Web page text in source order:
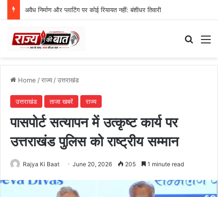
अवैध निर्माण और प्लाटिंग पर कोई रियायत नहीं: बंशीधर तिवारी
Home /राज्य/उत्तराखंड
उत्तराखंड ताजा खबरें राज्य
पासपोर्ट सत्यापन में उत्कृष्ट कार्य पर
उत्तराखंड पुलिस को राष्ट्रीय सम्मान
Rajya Ki Baat June 20, 2026 205 1 minute read